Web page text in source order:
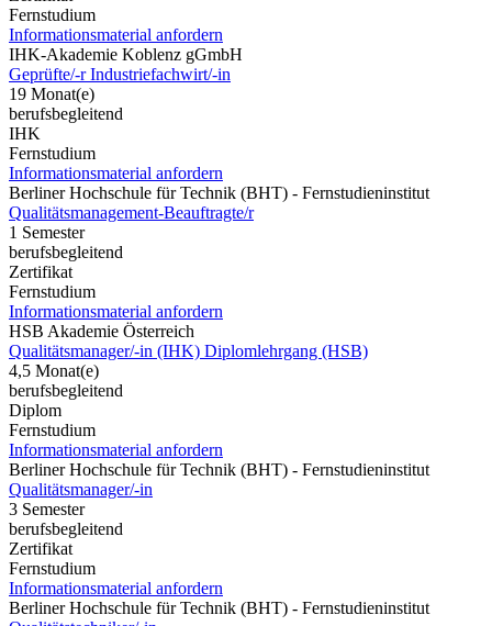
Fernstudium
Informationsmaterial anfordern
IHK-Akademie Koblenz gGmbH
Geprüfte/-r Industriefachwirt/-in
19 Monat(e)
berufsbegleitend
IHK
Fernstudium
Informationsmaterial anfordern
Berliner Hochschule für Technik (BHT) - Fernstudieninstitut
Qualitätsmanagement-Beauftragte/r
1 Semester
berufsbegleitend
Zertifikat
Fernstudium
Informationsmaterial anfordern
HSB Akademie Österreich
Qualitätsmanager/-in (IHK) Diplomlehrgang (HSB)
4,5 Monat(e)
berufsbegleitend
Diplom
Fernstudium
Informationsmaterial anfordern
Berliner Hochschule für Technik (BHT) - Fernstudieninstitut
Qualitätsmanager/-in
3 Semester
berufsbegleitend
Zertifikat
Fernstudium
Informationsmaterial anfordern
Berliner Hochschule für Technik (BHT) - Fernstudieninstitut